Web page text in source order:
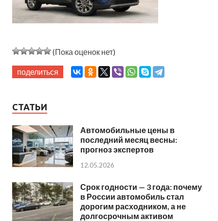
(Пока оценок нет)
поделиться
СТАТЬИ
Автомобильные цены в
последний месяц весны:
прогноз экспертов
12.05.2026
Срок годности — 3 года: почему
в России автомобиль стал
дорогим расходником, а не
долгосрочным активом